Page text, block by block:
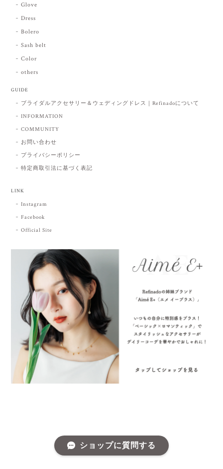
Glove
Dress
Bolero
Sash belt
Color
others
GUIDE
ブライダルアクセサリー＆ウェディングドレス｜Refinadoについて
INFORMATION
COMMUNITY
お問い合わせ
プライバシーポリシー
特定商取引法に基づく表記
LINK
Instagram
Facebook
Official Site
ショップに質問する